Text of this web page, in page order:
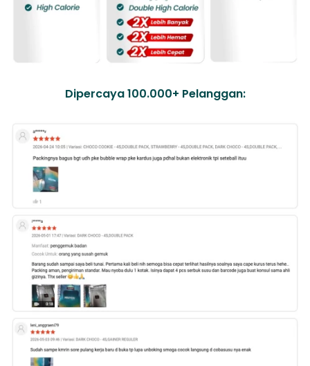
Dipercaya 100.000+ Pelanggan: